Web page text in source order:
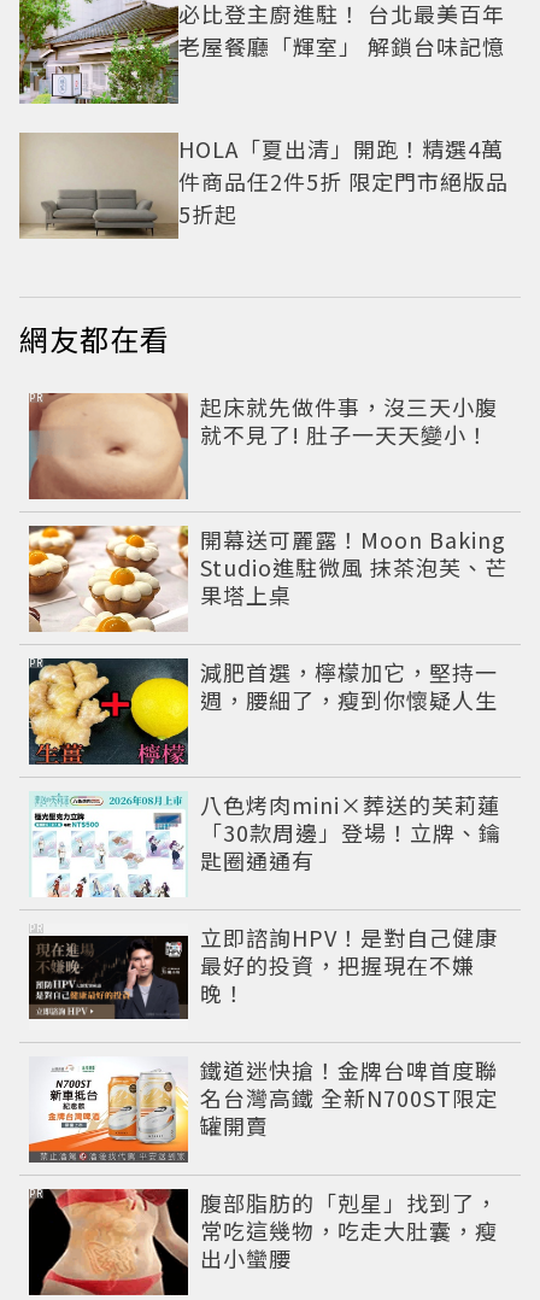
必比登主廚進駐！ 台北最美百年
老屋餐廳「輝室」 解鎖台味記憶
HOLA「夏出清」開跑！精選4萬
件商品任2件5折 限定門市絕版品
5折起
網友都在看
起床就先做件事，沒三天小腹
就不見了! 肚子一天天變小！
PR
開幕送可麗露！Moon Baking
Studio進駐微風 抹茶泡芙、芒
果塔上桌
減肥首選，檸檬加它，堅持一
週，腰細了，瘦到你懷疑人生
PR
八色烤肉mini×葬送的芙莉蓮
「30款周邊」登場！立牌、鑰
匙圈通通有
立即諮詢HPV！是對自己健康
最好的投資，把握現在不嫌
晚！
PR
鐵道迷快搶！金牌台啤首度聯
名台灣高鐵 全新N700ST限定
罐開賣
腹部脂肪的「剋星」找到了，
常吃這幾物，吃走大肚囊，瘦
出小蠻腰
PR